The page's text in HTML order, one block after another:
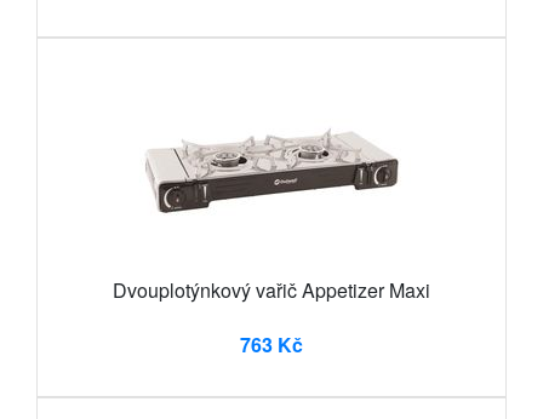
Dvouplotýnkový vařič Appetizer Maxi
763 Kč